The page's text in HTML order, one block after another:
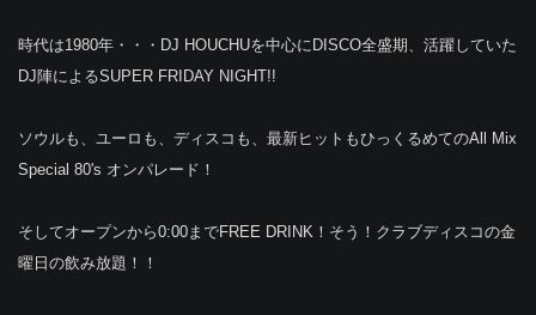
時代は1980年・・・DJ HOUCHUを中心にDISCO全盛期、活躍していた
DJ陣によるSUPER FRIDAY NIGHT!!
ソウルも、ユーロも、ディスコも、最新ヒットもひっくるめてのAll Mix
Special 80's オンパレード！
そしてオープンから0:00までFREE DRINK！そう！クラブディスコの金
曜日の飲み放題！！